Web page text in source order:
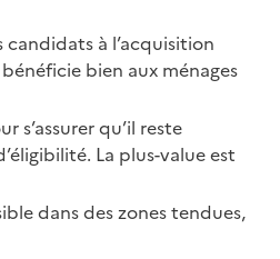
candidats à l’acquisition
bien aux ménages
s’assurer qu’il reste
La plus-value est
dans des zones tendues,